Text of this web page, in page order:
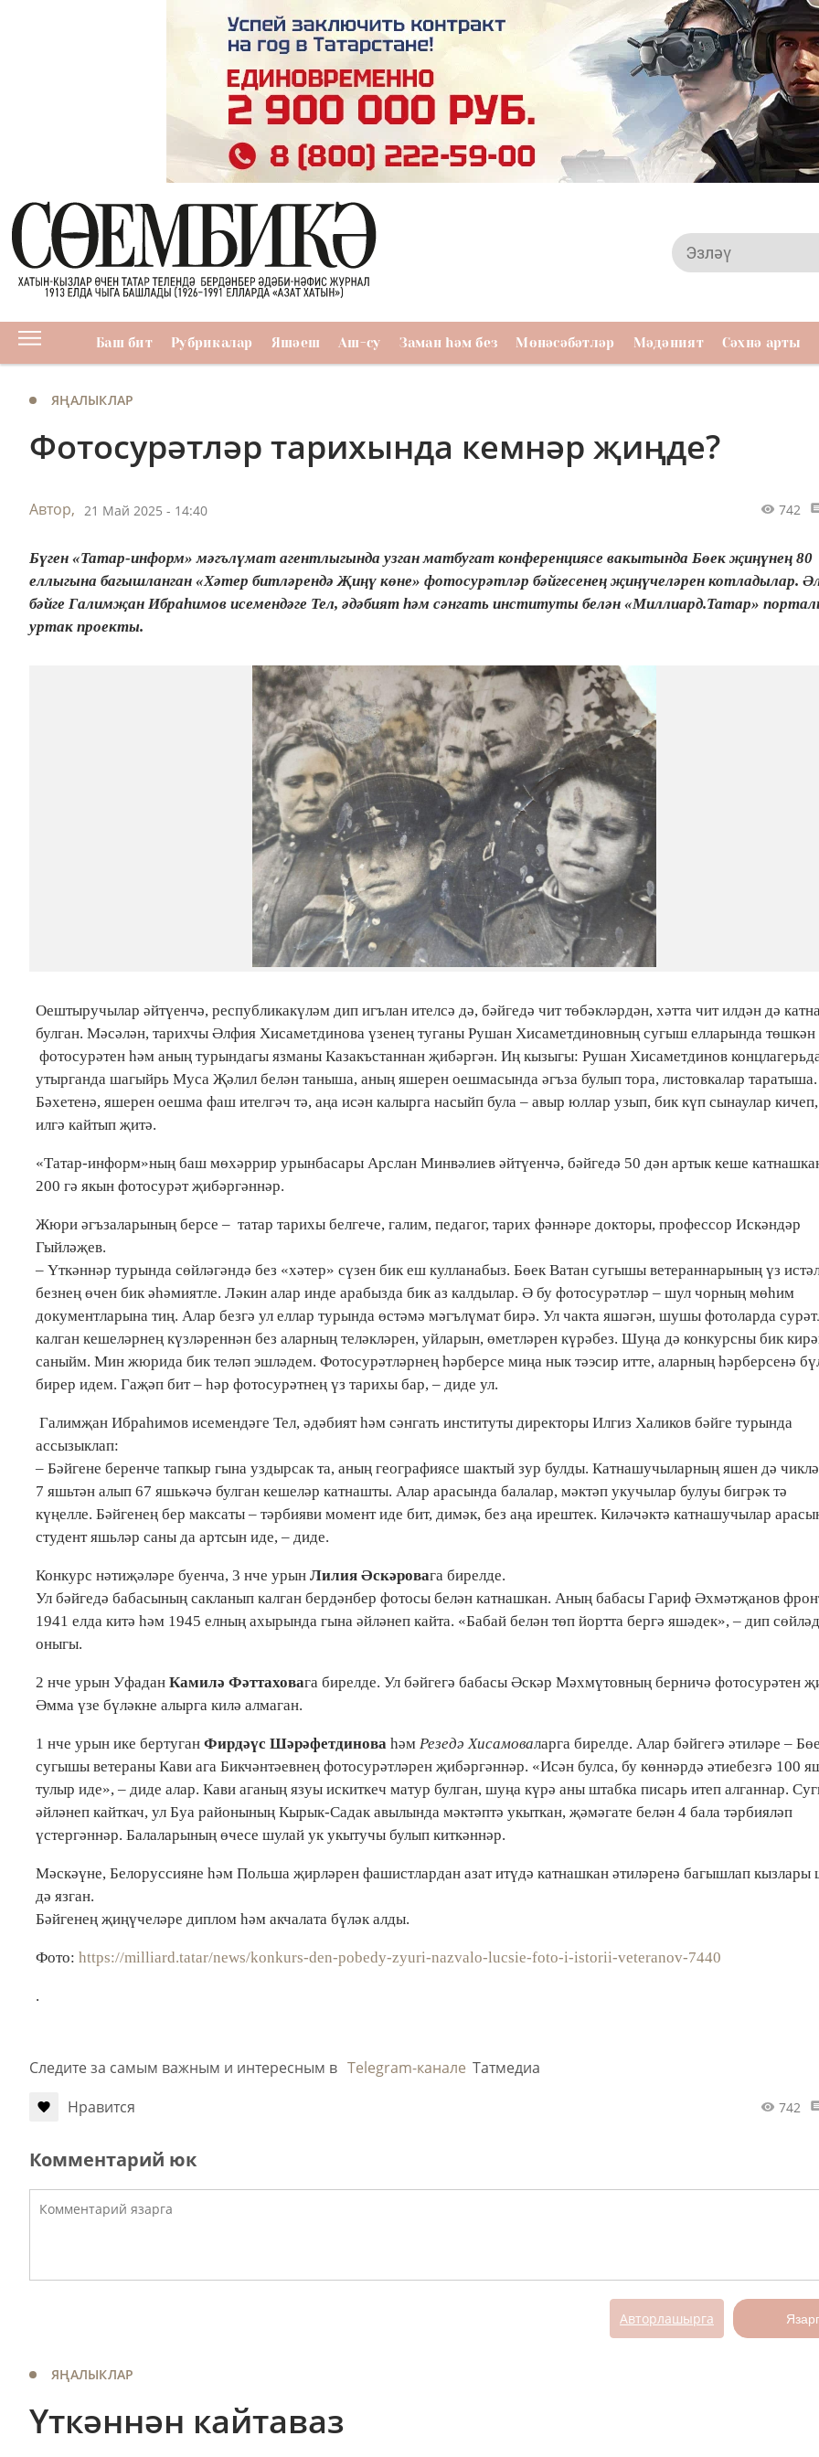
Баш бит Рубрикалар Яшәеш Аш-су Заман һәм без Мөнәсәбәтләр Мәдәният Сәхнә арты
ЯҢАЛЫКЛАР
Фотосурәтләр тарихында кемнәр җиңде?
Автор, 21 Май 2025 - 14:40 742
Бүген «Татар-информ» мәгълүмат агентлыгында узган матбугат конференциясе вакытында Бөек җиңүнең 80
еллыгына багышланган «Хәтер битләрендә Җиңү көне» фотосурәтләр бәйгесенең җиңүчеләрен котладылар.
бәйге Галимҗан Ибраһимов исемендәге Тел, әдәбият һәм сәнгать институты белән «Миллиард.Татар»
уртак проекты.
Оештыручылар әйтүенчә, республикакүләм дип игълан ителсә дә, бәйгедә чит төбәкләрдән, хәтта чит илдән дә
булган. Мәсәлән, тарихчы Әлфия Хисаметдинова үзенең туганы Рушан Хисаметдиновның сугыш елларында төшкән
фотосурәтен һәм аның турындагы язманы Казакъстаннан җибәргән. Иң кызыгы: Рушан Хисаметдинов
утырганда шагыйрь Муса Җәлил белән таныша, аның яшерен оешмасында әгъза булып тора, листовкалар таратыша.
Бәхетенә, яшерен оешма фаш ителгәч тә, аңа исән калырга насыйп була – авыр юллар узып, бик күп сынаулар кичеп,
илгә кайтып җитә.
«Татар-информ»ның баш мөхәррир урынбасары Арслан Минвәлиев әйтүенчә, бәйгедә 50 дән артык кеше
200 гә якын фотосурәт җибәргәннәр.
Жюри әгъзаларының берсе – татар тарихы белгече, галим, педагог, тарих фәннәре докторы, профессор Искәндәр
Гыйләҗев.
– Үткәннәр турында сөйләгәндә без «хәтер» сүзен бик еш кулланабыз. Бөек Ватан сугышы ветераннарының үз
безнең өчен бик әһәмиятле. Ләкин алар инде арабызда бик аз калдылар. Ә бу фотосурәтләр – шул чорның мөһим
документларына тиң. Алар безгә ул еллар турында өстәмә мәгълүмат бирә. Ул чакта яшәгән, шушы фотоларда
калган кешеләрнең күзләреннән без аларның теләкләрен, уйларын, өметләрен күрәбез. Шуңа дә конкурсны бик
саныйм. Мин жюрида бик теләп эшләдем. Фотосурәтләрнең һәрберсе миңа нык тәэсир итте, аларның һәрберсенә
бирер идем. Гаҗәп бит – һәр фотосурәтнең үз тарихы бар, – диде ул.
Галимҗан Ибраһимов исемендәге Тел, әдәбият һәм сәнгать институты директоры Илгиз Халиков бәйге турында
ассызыклап:
– Бәйгене беренче тапкыр гына уздырсак та, аның географиясе шактый зур булды. Катнашучыларның яшен дә
7 яшьтән алып 67 яшькәчә булган кешеләр катнашты. Алар арасында балалар, мәктәп укучылар булуы бигрәк тә
күңелле. Бәйгенең бер максаты – тәрбияви момент иде бит, димәк, без аңа ирештек. Киләчәктә катнашучылар
студент яшьләр саны да артсын иде, – диде.
Конкурс нәтиҗәләре буенча, 3 нче урын Лилия Әскәровага бирелде.
Ул бәйгедә бабасының сакланып калган бердәнбер фотосы белән катнашкан. Аның бабасы Гариф Әхмәтҗанов
1941 елда китә һәм 1945 елның ахырында гына әйләнеп кайта. «Бабай белән төп йортта бергә яшәдек», – дип
оныгы.
2 нче урын Уфадан Камилә Фәттаховага бирелде. Ул бәйгегә бабасы Әскәр Мәхмүтовның берничә фотосурәтен
Әмма үзе бүләкне алырга килә алмаган.
1 нче урын ике бертуган Фирдәүс Шәрәфетдинова һәм Резедә Хисамоваларга бирелде. Алар бәйгегә әтиләре –
сугышы ветераны Кави ага Бикчәнтәевнең фотосурәтләрен җибәргәннәр. «Исән булса, бу көннәрдә әтиебезгә 100
тулыр иде», – диде алар. Кави аганың язуы искиткеч матур булган, шуңа күрә аны штабка писарь итеп алганнар.
әйләнеп кайткач, ул Буа районының Кырык-Садак авылында мәктәптә укыткан, җәмәгате белән 4 бала тәрбияләп
үстергәннәр. Балаларының өчесе шулай ук укытучы булып киткәннәр.
Мәскәүне, Белоруссияне һәм Польша җирләрен фашистлардан азат итүдә катнашкан әтиләренә багышлап кызлары
дә язган.
Бәйгенең җиңүчеләре диплом һәм акчалата бүләк алды.
Фото: https://milliard.tatar/news/konkurs-den-pobedy-zyuri-nazvalo-lucsie-foto-i-istorii-veteranov-7440
.
Следите за самым важным и интересным в Telegram-канале Татмедиа
Нравится
742
Комментарий юк
Авторлашырга
ЯҢАЛЫКЛАР
Үткәннән кайтаваз